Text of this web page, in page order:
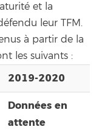
et la
leur TFM.
à partir de la
les suivants :
2019-2020
Données en
attente